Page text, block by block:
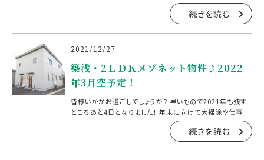
いただきました。 弊社は相続についてのご相談も承ってお
ります。 相続についてお悩みの方は […]続きを読む
2021/12/27
築浅・2ＬＤＫメゾネット物件♪2022
年3月空予定！
皆様いかがお過ごしでしょうか？ 早いもので2021年も残す
ところあと4日となりました！ 年末に向けて大掃除や仕事納
めに大忙しかと思います。 体調管理にはくれぐれもお気をつ
け下さい。 さて今回ご紹介するのは郡山市七ツ池にあ […]
続きを読む